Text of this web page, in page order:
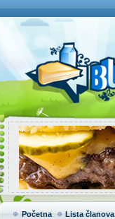
Početna Lista članova